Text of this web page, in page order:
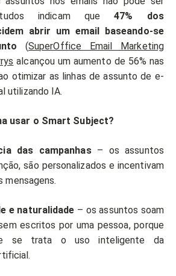
indicam que47% dos
abrir um email baseando-se
(SuperOffice Email Marketing
alcançou um aumento de 56% nas
otimizar as linhas de assunto de e-
utilizando IA.
usar o Smart Subject?
das campanhas– os assuntos
são personalizados e incentivam
mensagens.
e naturalidade – os assuntos soam
escritos por uma pessoa, porque
se trata o uso inteligente da